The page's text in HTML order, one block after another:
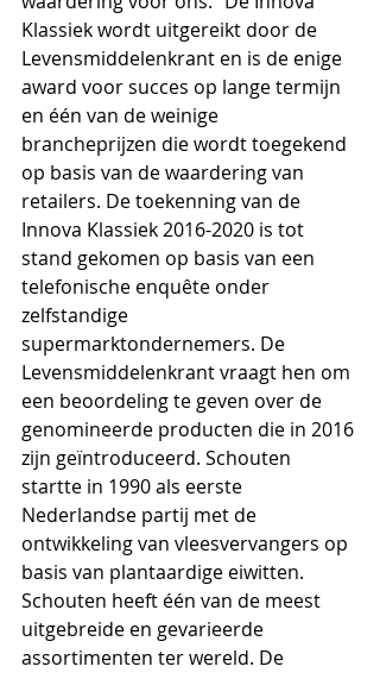
Klassiek wordt uitgereikt door de
Levensmiddelenkrant en is de enige
award voor succes op lange termijn
en één van de weinige
brancheprijzen die wordt toegekend
op basis van de waardering van
retailers. De toekenning van de
Innova Klassiek 2016-2020 is tot
stand gekomen op basis van een
telefonische enquête onder
zelfstandige
supermarktondernemers. De
Levensmiddelenkrant vraagt hen om
een beoordeling te geven over de
genomineerde producten die in 2016
zijn geïntroduceerd. Schouten
startte in 1990 als eerste
Nederlandse partij met de
ontwikkeling van vleesvervangers op
basis van plantaardige eiwitten.
Schouten heeft één van de meest
uitgebreide en gevarieerde
assortimenten ter wereld. De